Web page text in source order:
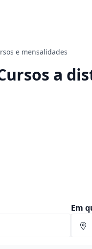
e mensalidades
a
Em